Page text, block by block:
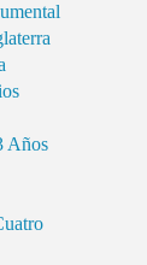
Años